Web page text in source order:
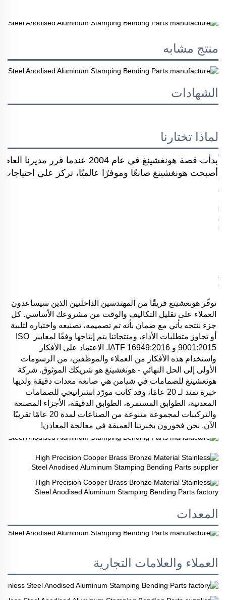
منتج مشابه
الشهادات
لماذا تختارنا
بدأت قصة هونغشينغ في عام
أصبحت هونغشينغ صانعًا وموفرًا عالميًا، تركز على احتياجات
أو تجاوز متطلبات الأداء، ومنتجاتنا يتم إنتاجها وفقًا لمعايير ISO
الآن. نحن فخورون بخبرتنا العميقة في معالجة المعادن!
المعدات
العملاء والعلامات التجارية